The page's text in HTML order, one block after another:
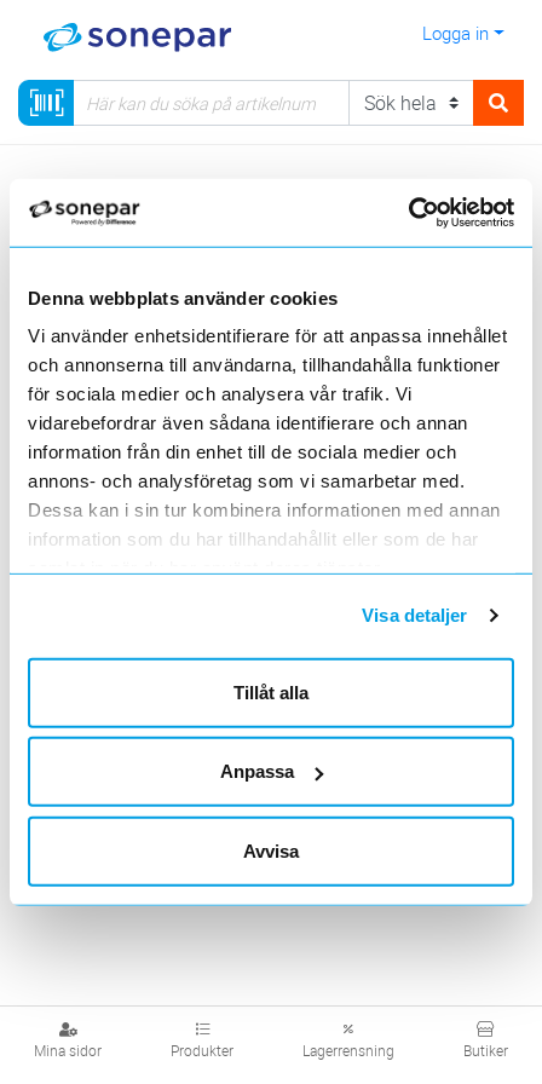
Denna webbplats använder cookies
Vi använder enhetsidentifierare för att anpassa innehållet
och annonserna till användarna, tillhandahålla funktioner
för sociala medier och analysera vår trafik. Vi
vidarebefordrar även sådana identifierare och annan
information från din enhet till de sociala medier och
annons- och analysföretag som vi samarbetar med.
Dessa kan i sin tur kombinera informationen med annan
information som du har tillhandahållit eller som de har
samlat in när du har använt deras tjänster.
Visa detaljer
Tillåt alla
Anpassa
Avvisa
Logga in
Mina sidor Produkter Lagerrensning Butiker
Visa produkter från alla underliggande kategorier
Koaxfästen
Kraft och
Optofästen
Visa produkter från alla underliggande kategorier